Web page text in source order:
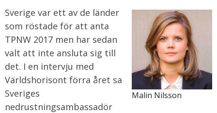
Malin Nilsson
Sverige var ett av de länder
som röstade för att anta
TPNW 2017 men har sedan
valt att inte ansluta sig till
det. I en intervju med
Världshorisont förra året sa
Sveriges
nedrustningsambassadör